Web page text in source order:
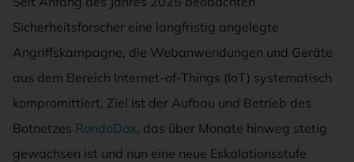
Sicherheitsforscher eine langfristig angelegte
Angriffskampagne, die Webanwendungen und Geräte
aus dem Bereich Internet-of-Things (IoT) systematisch
kompromittiert. Ziel ist der Aufbau und Betrieb des
Botnetzes RondoDox, das über Monate hinweg stetig
gewachsen ist und nun eine neue Eskalationsstufe